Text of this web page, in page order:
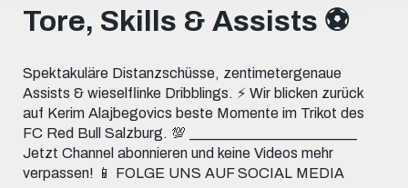
Tore, Skills & Assists ⚽️
Spektakuläre Distanzschüsse, zentimetergenaue
Assists & wieselflinke Dribblings. ⚡️ Wir blicken zurück
auf Kerim Alajbegovics beste Momente im Trikot des
FC Red Bull Salzburg. 💯 _______________________
Jetzt Channel abonnieren und keine Videos mehr
verpassen! 📱 FOLGE UNS AUF SOCIAL MEDIA